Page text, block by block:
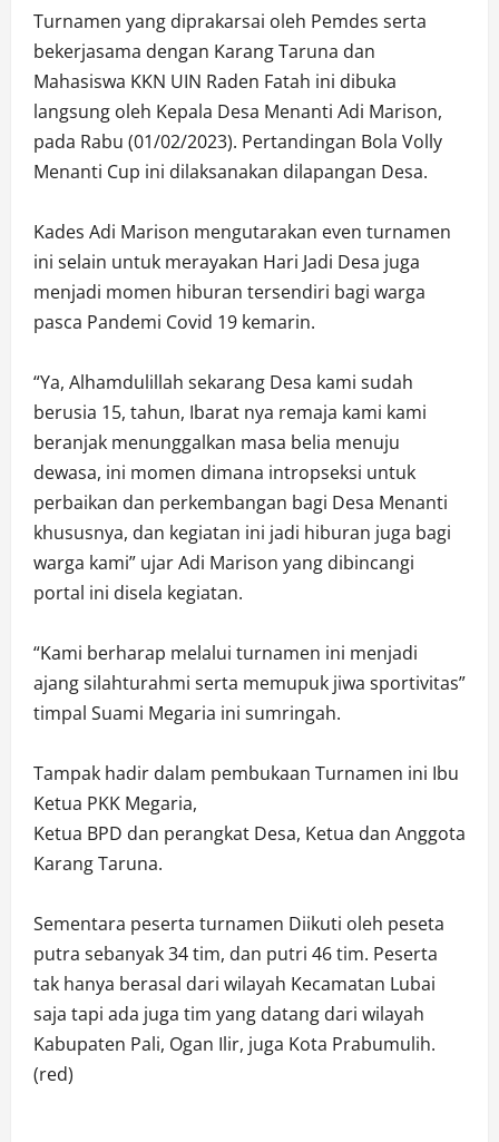
Turnamen yang diprakarsai oleh Pemdes serta
bekerjasama dengan Karang Taruna dan
Mahasiswa KKN UIN Raden Fatah ini dibuka
langsung oleh Kepala Desa Menanti Adi Marison,
pada Rabu (01/02/2023). Pertandingan Bola Volly
Menanti Cup ini dilaksanakan dilapangan Desa.
Kades Adi Marison mengutarakan even turnamen
ini selain untuk merayakan Hari Jadi Desa juga
menjadi momen hiburan tersendiri bagi warga
pasca Pandemi Covid 19 kemarin.
“Ya, Alhamdulillah sekarang Desa kami sudah
berusia 15, tahun, Ibarat nya remaja kami kami
beranjak menunggalkan masa belia menuju
dewasa, ini momen dimana intropseksi untuk
perbaikan dan perkembangan bagi Desa Menanti
khususnya, dan kegiatan ini jadi hiburan juga bagi
warga kami” ujar Adi Marison yang dibincangi
portal ini disela kegiatan.
“Kami berharap melalui turnamen ini menjadi
ajang silahturahmi serta memupuk jiwa sportivitas”
timpal Suami Megaria ini sumringah.
Tampak hadir dalam pembukaan Turnamen ini Ibu
Ketua PKK Megaria,
Ketua BPD dan perangkat Desa, Ketua dan Anggota
Karang Taruna.
Sementara peserta turnamen Diikuti oleh peseta
putra sebanyak 34 tim, dan putri 46 tim. Peserta
tak hanya berasal dari wilayah Kecamatan Lubai
saja tapi ada juga tim yang datang dari wilayah
Kabupaten Pali, Ogan Ilir, juga Kota Prabumulih.
(red)